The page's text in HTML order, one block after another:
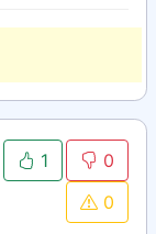
1
0
0